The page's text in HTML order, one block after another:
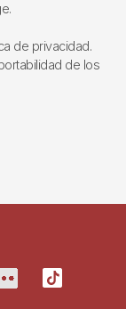
de privacidad.
de los